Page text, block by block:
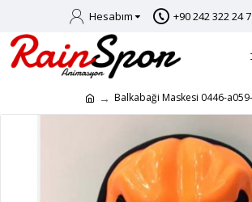
Hesabım +90 242 322 24
Balkabaği Maskesi 0446-